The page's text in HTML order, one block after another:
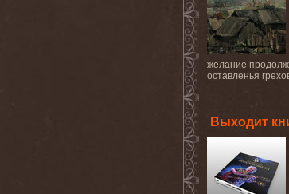
желание
оставленья
Выходит